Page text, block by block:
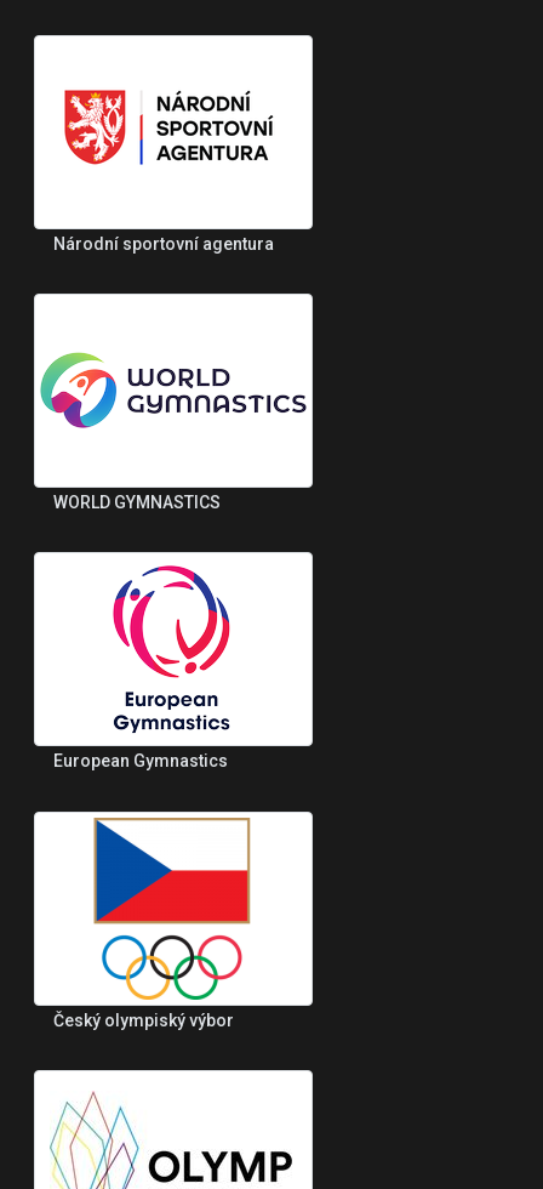
Národní sportovní agentura
WORLD GYMNASTICS
European Gymnastics
Český olympiský výbor